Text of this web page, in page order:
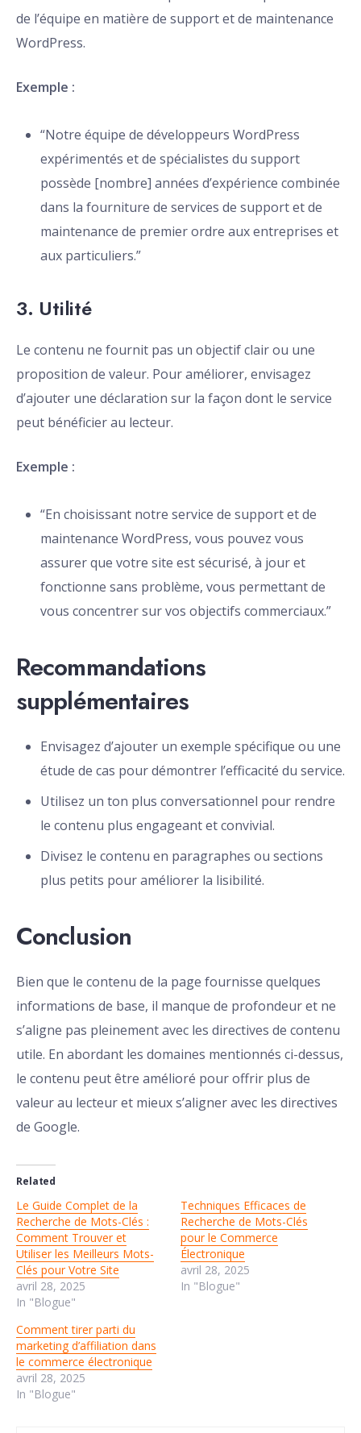
de l’équipe en matière de support et de maintenance
WordPress.
Exemple :
“Notre équipe de développeurs WordPress
expérimentés et de spécialistes du support
possède [nombre] années d’expérience combinée
dans la fourniture de services de support et de
maintenance de premier ordre aux entreprises et
aux particuliers.”
3. Utilité
Le contenu ne fournit pas un objectif clair ou une
proposition de valeur. Pour améliorer, envisagez
d’ajouter une déclaration sur la façon dont le service
peut bénéficier au lecteur.
Exemple :
“En choisissant notre service de support et de
maintenance WordPress, vous pouvez vous
assurer que votre site est sécurisé, à jour et
fonctionne sans problème, vous permettant de
vous concentrer sur vos objectifs commerciaux.”
Recommandations
supplémentaires
Envisagez d’ajouter un exemple spécifique ou une
étude de cas pour démontrer l’efficacité du service.
Utilisez un ton plus conversationnel pour rendre
le contenu plus engageant et convivial.
Divisez le contenu en paragraphes ou sections
plus petits pour améliorer la lisibilité.
Conclusion
Bien que le contenu de la page fournisse quelques
informations de base, il manque de profondeur et ne
s’aligne pas pleinement avec les directives de contenu
utile. En abordant les domaines mentionnés ci-dessus,
le contenu peut être amélioré pour offrir plus de
valeur au lecteur et mieux s’aligner avec les directives
de Google.
Related
Le Guide Complet de la
Recherche de Mots-Clés :
Comment Trouver et
Utiliser les Meilleurs Mots-
Clés pour Votre Site
avril 28, 2025
In "Blogue"
Techniques Efficaces de
Recherche de Mots-Clés
pour le Commerce
Électronique
avril 28, 2025
In "Blogue"
Comment tirer parti du
marketing d’affiliation dans
le commerce électronique
avril 28, 2025
In "Blogue"